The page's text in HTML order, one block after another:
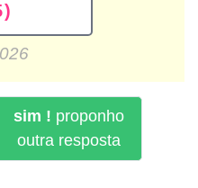
sim ! proponho
outra resposta